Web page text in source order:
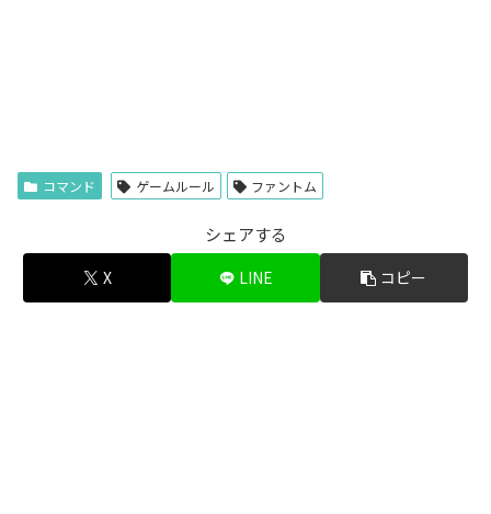
コマンド ゲームルール ファントム
シェアする
X LINE コピー